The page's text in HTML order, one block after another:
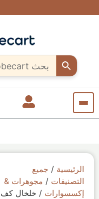
فريدة من
كل مكان
مصر
الرئيسية / جميع
التصنيفات / مجوهرات &
إكسسوارات / خلخال كف